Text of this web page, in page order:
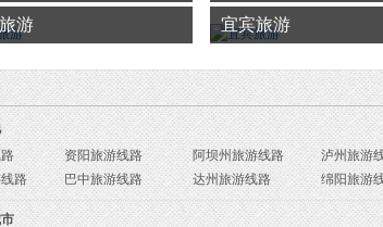
游 宜宾旅游
资阳旅游线路 阿坝州旅游线路 泸州旅游
路
巴中旅游线路 达州旅游线路 绵阳旅游